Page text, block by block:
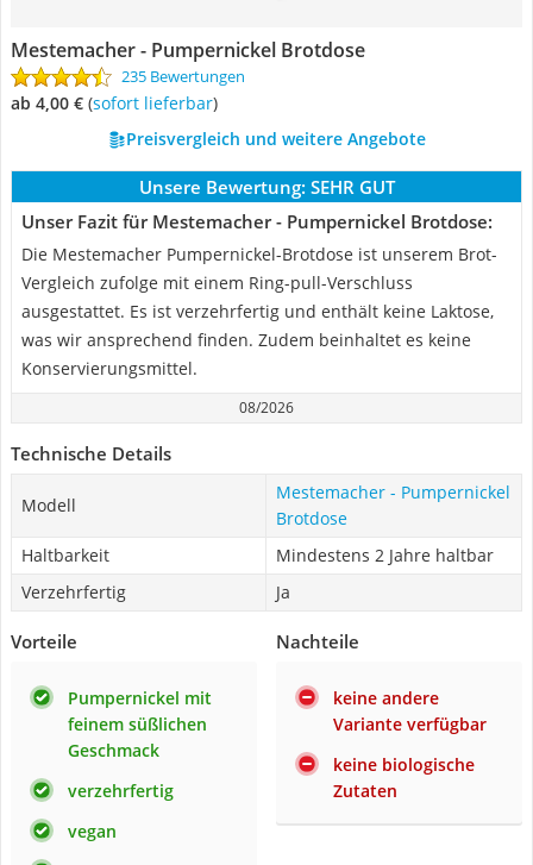
Mestemacher - Pumpernickel Brotdose
235 Bewertungen
ab 4,00 € ( Sofort lieferbar)
Preisvergleich und weitere Angebote
Unsere Bewertung: SEHR GUT
Unser Fazit für Mestemacher - Pumpernickel Brotdose:
Die Mestemacher Pumpernickel-Brotdose ist unserem Brot-
Vergleich zufolge mit einem Ring-pull-Verschluss
ausgestattet. Es ist verzehrfertig und enthält keine Laktose,
was wir ansprechend finden. Zudem beinhaltet es keine
Konservierungsmittel.
08/2026
Technische Details
Modell
Mestemacher - Pumpernickel
Brotdose
Haltbarkeit
Mindestens 2 Jahre haltbar
Verzehrfertig
Ja
Vorteile
Pumpernickel mit
feinem süßlichen
Geschmack
verzehrfertig
vegan
Nachteile
keine andere
Variante verfügbar
keine biologische
Zutaten